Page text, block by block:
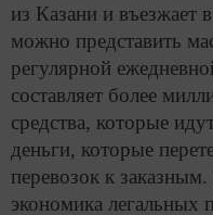
из Казани и въезжает
можно представить
регулярной
составляет более
средства, которые
деньги, которые
перевозок к
экономика легальных